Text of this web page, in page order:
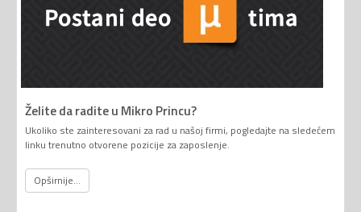
Želite da radite u Mikro Princu?
Ukoliko ste zainteresovani za rad u našoj firmi, pogledajte na sledećem
linku trenutno otvorene pozicije za zaposlenje.
Opširnije...